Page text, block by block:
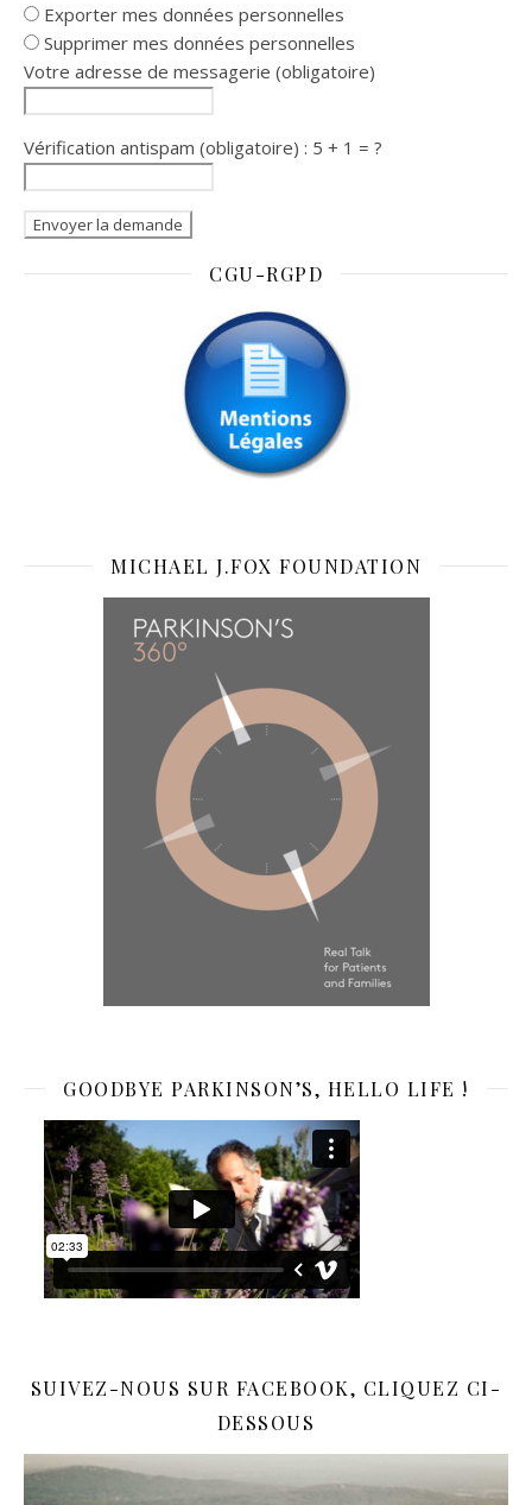
Exporter mes données personnelles
Supprimer mes données personnelles
Votre adresse de messagerie (obligatoire)
Vérification antispam (obligatoire) : 5 + 1 = ?
CGU-RGPD
MICHAEL J.FOX FOUNDATION
GOODBYE PARKINSON’S, HELLO LIFE !
SUIVEZ-NOUS SUR FACEBOOK, CLIQUEZ CI-
DESSOUS